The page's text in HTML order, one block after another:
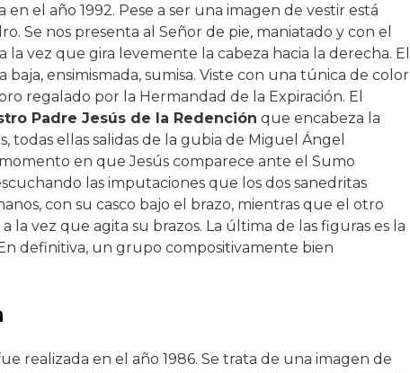
el año 1992. Pese a ser una imagen de vestir está
Se nos presenta al Señor de pie, maniatado y con el
vez que gira levemente la cabeza hacia la derecha. El
ensimismada, sumisa. Viste con una túnica de color
regalado por la Hermandad de la Expiración. El
Padre Jesús de la Redención que encabeza la
todas ellas salidas de la gubia de Miguel Ángel
en que Jesús comparece ante el Sumo
las imputaciones que los dos sanedritas
con su casco bajo el brazo, mientras que el otro
vez que agita su brazos. La última de las figuras es la
definitiva, un grupo compositivamente bien
realizada en el año 1986. Se trata de una imagen de